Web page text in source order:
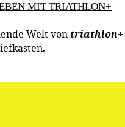
MIT TRIATHLON+
Welt von triathlon+